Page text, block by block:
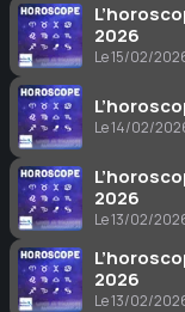
2026
Le 15/02/
Le 14/02/
2026
Le 13/02/2026
2026
Le 13/02/